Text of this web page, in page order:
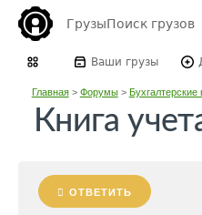
ГрузыПоиск грузов
Ваши грузы
Главная> Форумы> Бухгалтерские
Книга
ОТВЕТИТЬ